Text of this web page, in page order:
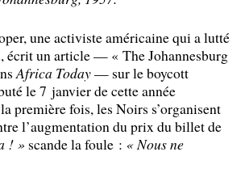
une activiste américaine qui a lutté
écrit un article — « The Johannesburg
Africa Today— sur le boycott
le 7 janvier de cette année
première fois, les Noirs s’organisent
l’augmentation du prix du billet de
! » scande la foule : « Nous ne